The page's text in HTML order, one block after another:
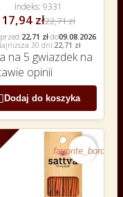
Indeks 9331
17,94 zł22,71 zł
22,71 zł·do09.08.2026
30 dni:22,71 zł
na 5 gwiazdek na
opinii
Dodaj do koszyka
favorite_border